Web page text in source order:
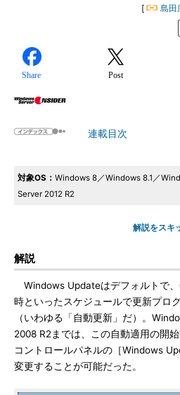
[ 島田
Share Post
連載目次
対象OS： Windows 8／Windows 8.1／
Server 2012 R2
解説をスキ
解説
Windows Updateはデフォルトで
時といったスケジュールで更新プロ
（いわゆる「自動更新」だ）。
2008 R2までは、この自動適用の開
コントロールパネルの［Windows
変更することが可能だった。